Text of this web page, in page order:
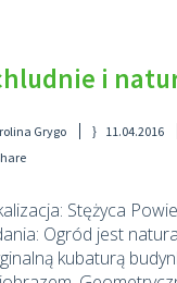
i
Grygo 11.04.2016
Stężyca
Ogród jest
kubaturą